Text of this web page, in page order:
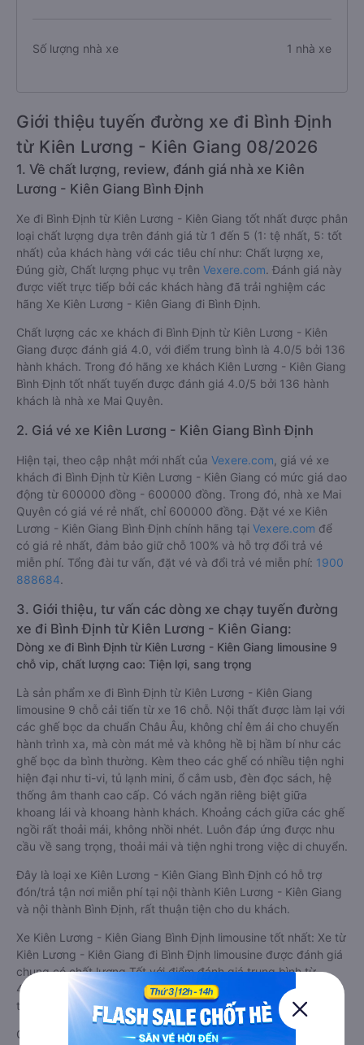
Số lượng chuyến xe 1 chuyến
Giới thiệu tuyến đường xe đi Bình Định
1. Về chất lượng, review, đánh giá nhà xe Kiên
Lương - Kiên Giang Bình Định
Xe đi Bình Định từ Kiên Lương - Kiên Giang tốt nhất được phân
loại chất lượng dựa trên đánh giá từ 1 đến 5 (1: tệ nhất, 5: tốt
nhất) của khách hàng với các tiêu chí như: Chất lượng xe,
Đúng giờ, Chất lượng phục vụ trênVexere.com . Đánh giá này
được viết trực tiếp bởi các khách hàng đã trải nghiệm các
hãng Xe Kiên Lương - Kiên Giang đi Bình Định.
Chất lượng các xe khách đi Bình Định từ Kiên Lương - Kiên
Giang được đánh giá 4.0, với điểm trung bình là 4.0/5 bởi 136
hành khách. Trong đó hãng xe khách Kiên Lương - Kiên Giang
Bình Định tốt nhất tuyến được đánh giá 4.0/5 bởi 136 hành
khách là nhà xe Mai Quyên.
2. Giá vé xe Kiên Lương - Kiên Giang Bình Định
Hiện tại, theo cập nhật mới nhất củaVexere.com , giá vé xe
khách đi Bình Định từ Kiên Lương - Kiên Giang có mức giá dao
động từ 600000 đồng - 600000 đồng. Trong đó, nhà xe Mai
Quyên có giá vé rẻ nhất, chỉ 600000 đồng. Đặt vé xe Kiên
Lương - Kiên Giang Bình Định chính hãng tại
có giá rẻ nhất, đảm bảo giữ chỗ 100% và hỗ trợ đổi trả vé
miễn phí. Tổng đài tư vấn, đặt vé và đổi trả vé miễn phí:
1900
888684.
3. Giới thiệu, tư vấn các dòng xe chạy tuyến đường
xe đi Bình Định từ Kiên Lương - Kiên Giang:
Dòng xe đi Bình Định từ Kiên Lương - Kiên Giang limousine 9
chỗ vip, chất lượng cao: Tiện lợi, sang trọng
Là sản phẩm xe đi Bình Định từ Kiên Lương - Kiên Giang
limousine 9 chỗ cải tiến từ xe 16 chỗ. Nội thất được làm lại với
các ghế bọc da chuẩn Châu Âu, không chỉ êm ái cho chuyến
hành trình xa, mà còn mát mẻ và không hề bị hầm bí như các
ghế bọc da bình thường. Kèm theo các ghế có nhiều tiện nghi
hiện đại như ti-vi, tủ lạnh mini, ổ cắm usb, đèn đọc sách, hệ
thống âm thanh cao cấp. Có vách ngăn riêng biệt giữa
khoang lái và khoang hành khách. Khoảng cách giữa các ghế
ngồi rất thoải mái, không nhồi nhét. Luôn đáp ứng được nhu
cầu về sang trọng, thoải mái và tiện nghi trong việc di chuyển.
Đây là loại xe Kiên Lương - Kiên Giang Bình Định có hỗ trợ
đón/trả tận nơi miễn phí tại nội thành Kiên Lương - Kiên Giang
và nội thành Bình Định, rất thuận tiện cho du khách.
Xe Kiên Lương - Kiên Giang Bình Định limousine tốt nhất: Xe từ
Kiên Lương - Kiên Giang đi Bình Định limousine được đánh giá
chung có chất lượng Tốt với điểm đánh giá trung bình từ